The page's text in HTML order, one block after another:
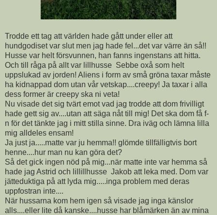
Trodde ett tag att världen hade gått under eller att
hundgodiset var slut men jag hade fel...det var värre än så!!
Husse var helt försvunnen, han fanns ingenstans att hitta.
Och till råga på allt var lillhusse Sebbe oxå som helt
uppslukad av jorden! Aliens i form av små gröna taxar måste
ha kidnappad dom utan vår vetskap....creepy! Ja taxar i alla
dess former är creepy ska ni veta!
Nu visade det sig tvärt emot vad jag trodde att dom frivilligt
hade gett sig av....utan att säga nåt till mig! Det ska dom få f-
n för det tänkte jag i mitt stilla sinne. Dra iväg och lämna lilla
mig alldeles ensam!
Ja just ja.....matte var ju hemma!! glömde tillfälligtvis bort
henne....hur man nu kan göra det?
Så det gick ingen nöd på mig...när matte inte var hemma så
hade jag Astrid och lillillhusse Jakob att leka med. Dom var
jätteduktiga på att lyda mig.....inga problem med deras
uppfostran inte....
När hussarna kom hem igen så visade jag inga känslor
alls....eller lite då kanske....husse har blåmärken än av mina